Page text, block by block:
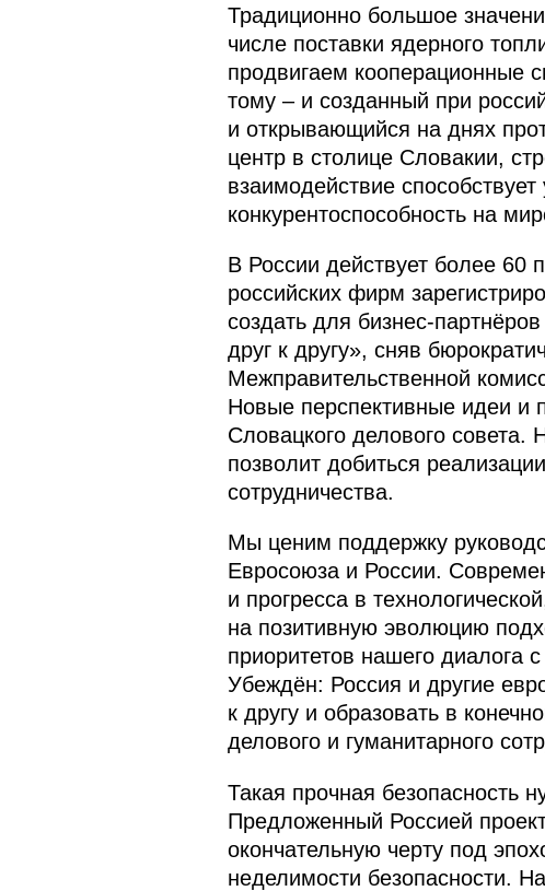
Традиционно большое
числе поставки ядерного
продвигаем кооперационные
тому – и созданный при
и открывающийся на днях
центр в столице Словакии,
взаимодействие
конкурентоспособность на
В России действует более 60
российских фирм
создать для бизнес-
друг к другу», сняв
Межправительственной
Новые перспективные идеи и
Словацкого делового
позволит добиться
сотрудничества.
Мы ценим поддержку
Евросоюза и России.
и прогресса в
на позитивную эволюцию
приоритетов нашего диалога
Убеждён: Россия и другие
к другу и образовать в
делового и гуманитарного
Такая прочная безопасность
Предложенный Россией
окончательную черту под
неделимости безопасности.